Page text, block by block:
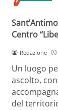
Centro
Redazione
Un luogo
ascolto,
del